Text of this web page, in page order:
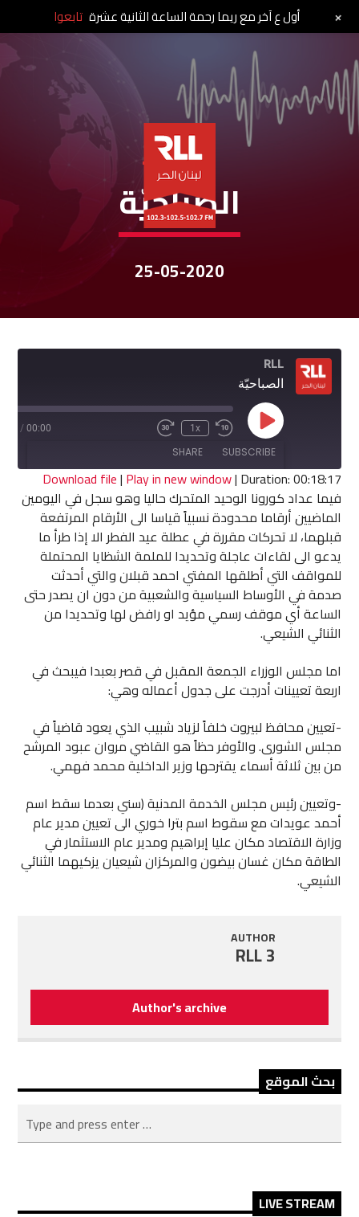
نشرات الأخبار
الصباحيّة
25-05-2020
RLL
الصباحيّة
Play
Episode
Rewind
10
Seconds
1x
Fast
seconds
00:00
/
SUBSCRIBE
SHARE
RSS FEED
SHARE
LINK
EMBED
Download file| Play in new window| Duration: 00:18:17
فيما عداد كورونا الوحيد المتحرك حاليا وهو سجل في اليومين
الماضيين أرقاما محدودة نسبياً قياسا الى الأرقام المرتفعة
قبلهما، لا تحركات مقررة في عطلة عيد الفطر الا إذا طرأ ما
يدعو الى لقاءات عاجلة وتحديدا للملمة الشظايا المحتملة
للمواقف التي أطلقها المفتي احمد قبلان والتي أحدثت
صدمة في الأوساط السياسية والشعبية من دون ان يصدر حتى
الساعة أي موقف رسمي مؤيد او رافض لها وتحديدا من
الثنائي الشيعي.
اما مجلس الوزراء الجمعة المقبل في قصر بعبدا فيبحث في
اربعة تعيينات أدرجت على جدول أعماله وهي:
-تعيين محافظ لبيروت خلفاً لزياد شبيب الذي يعود قاضياً في
مجلس الشورى. والأوفر حظاً هو القاضي مروان عبود المرشح
من بين ثلاثة أسماء يقترحها وزير الداخلية محمد فهمي.
-وتعيين رئيس مجلس الخدمة المدنية (سني بعدما سقط اسم
أحمد عويدات مع سقوط اسم بترا خوري الى تعيين مدير عام
وزارة الاقتصاد مكان عليا إبراهيم ومدير عام الاستثمار في
الطاقة مكان غسان بيضون والمركزان شيعيان يزكيهما الثنائي
الشيعي.
AUTHOR
RLL 3
Author's archive
بحث الموقع
LIVE STREAM
أول ع آخر مع ريما رحمة الساعة الثانية عشرة تابعوا +